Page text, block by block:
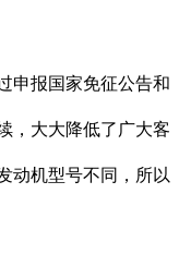
申报国家免征公告和
，大大降低了广大客
动机型号不同，所以